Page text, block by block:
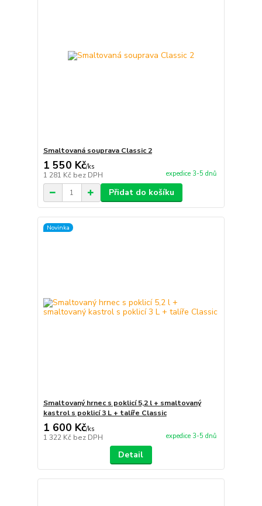
Smaltovaná souprava Classic 2
1 550 Kč/ks
1 281 Kč bez DPH expedice 3-5 dnů
Přidat do košíku
Novinka
Smaltovaný hrnec s poklicí 5,2 l + smaltovaný
kastrol s poklicí 3 L + talíře Classic
1 600 Kč/ks
1 322 Kč bez DPH expedice 3-5 dnů
Detail